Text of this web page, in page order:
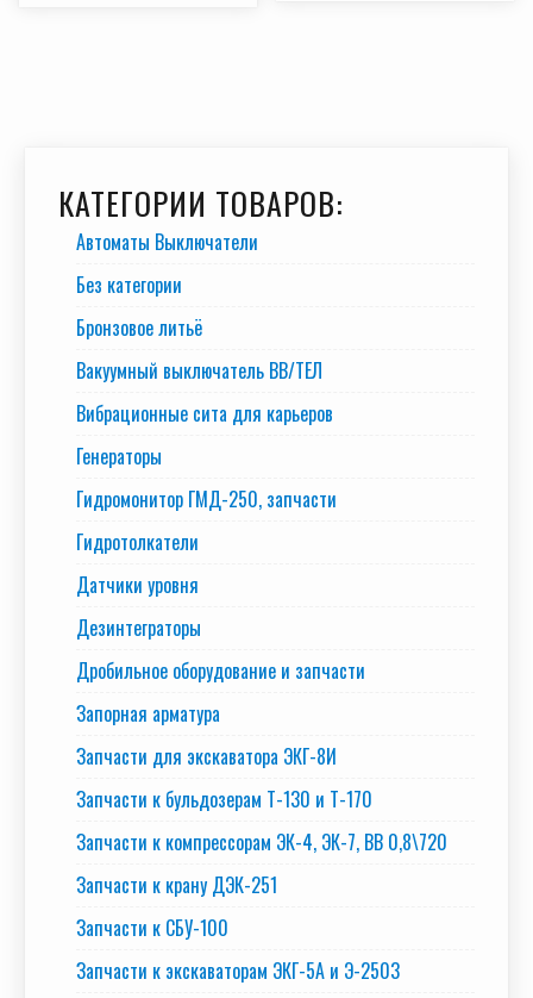
КАТЕГОРИИ ТОВАРОВ:
Автоматы Выключатели
Без категории
Бронзовое литьё
Вакуумный выключатель BB/TEЛ
Вибрационные сита для карьеров
Генераторы
Гидромонитор ГМД-250, запчасти
Гидротолкатели
Датчики уровня
Дезинтеграторы
Дробильное оборудование и запчасти
Запорная арматура
Запчасти для экскаватора ЭКГ-8И
Запчасти к бульдозерам Т-130 и Т-170
Запчасти к компрессорам ЭК-4, ЭК-7, ВВ 0,8\720
Запчасти к крану ДЭК-251
Запчасти к СБУ-100
Запчасти к экскаваторам ЭКГ-5А и Э-2503